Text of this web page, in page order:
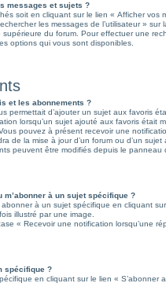
messages et sujets ?
soit en cliquant sur le lien « Afficher
les messages de l’utilisateur »
du forum. Pour effectuer une
options qui vous sont disponibles.
et les abonnements ?
permettait d’ajouter un sujet aux favoris
lorsqu’un sujet ajouté aux favoris était
pouvez à présent recevoir une
de la mise à jour d’un forum ou d’un
peuvent être modifiés depuis le panneau
à un sujet spécifique ?
à un sujet spécifique en cliquant
illustré par une image.
« Recevoir une notification lorsqu’une
spécifique ?
en cliquant sur le lien « S’abonner